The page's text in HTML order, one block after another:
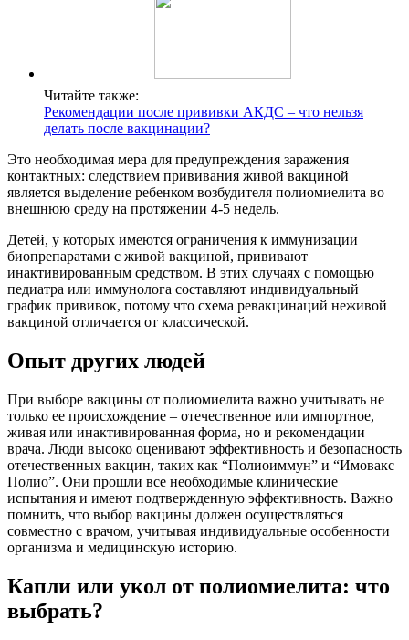
Читайте также:
Рекомендации после прививки АКДС – что нельзя
делать после вакцинации?
Это необходимая мера для предупреждения заражения
контактных: следствием прививания живой вакциной
является выделение ребенком возбудителя полиомиелита во
внешнюю среду на протяжении 4-5 недель.
Детей, у которых имеются ограничения к иммунизации
биопрепаратами с живой вакциной, прививают
инактивированным средством. В этих случаях с помощью
педиатра или иммунолога составляют индивидуальный
график прививок, потому что схема ревакцинаций неживой
вакциной отличается от классической.
Опыт других людей
При выборе вакцины от полиомиелита важно учитывать не
только ее происхождение – отечественное или импортное,
живая или инактивированная форма, но и рекомендации
врача. Люди высоко оценивают эффективность и безопасность
отечественных вакцин, таких как “Полиоиммун” и “Имовакс
Полио”. Они прошли все необходимые клинические
испытания и имеют подтвержденную эффективность. Важно
помнить, что выбор вакцины должен осуществляться
совместно с врачом, учитывая индивидуальные особенности
организма и медицинскую историю.
Капли или укол от полиомиелита: что
выбрать?